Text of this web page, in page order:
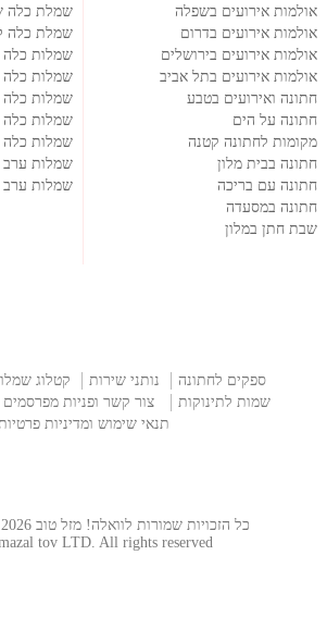
אולמות אירועים בשפלה
אולמות אירועים בדרום
אולמות אירועים בירושלים
אולמות אירועים בתל אביב
חתונה ואירועים בטבע
חתונה על הים
מקומות לחתונה קטנה
חתונה בבית מלון
חתונה עם בריכה
חתונה במסעדה
שבת חתן במלון
שמלת כלה
שמלת כלה
שמלות כלה
שמלות
שמלות כלה
שמלות כלה
שמלות כלה
שמלות ערב
שמלות ערב
ספקים לחתונה נותני שירות קטלוג
שמות לתינוקות
צור קשר ופניות מפרסמים
תנאי שימוש ומדיניות
כל הזכויות שמורות לוואלה! מזל טוב Copyright © 2026
tov LTD. All rights reserved